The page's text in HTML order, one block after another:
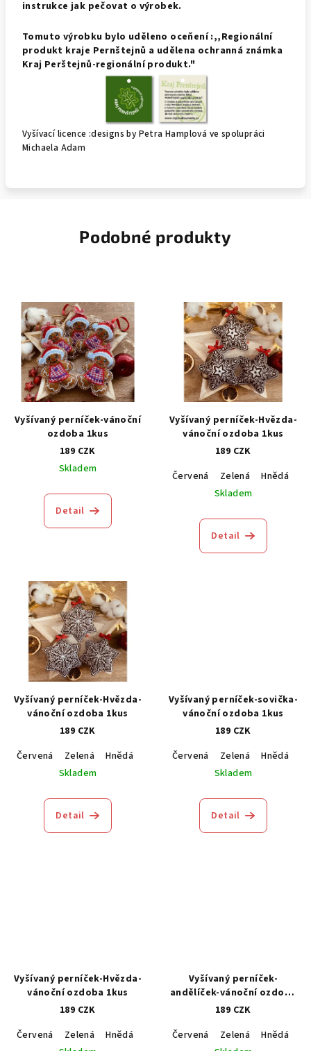
instrukce jak pečovat o výrobek.
Tomuto výrobku bylo uděleno oceňení :,,Regionální
produkt kraje Pernštejnů a udělena ochranná známka
Kraj Perštejnů-regionální produkt."
Vyšívací licence :designs by Petra Hamplová ve spolupráci
Michaela Adam
Podobné produkty
Vyšívaný perníček-vánoční
ozdoba 1kus
189 CZK
Skladem
Detail
Vyšívaný perníček-Hvězda-
vánoční ozdoba 1kus
189 CZK
Červená
Zelená Hnědá
Skladem
Detail
Vyšívaný perníček-Hvězda-
vánoční ozdoba 1kus
189 CZK
Červená
Zelená Hnědá
Modrá
Skladem
Detail
Vyšívaný perníček-sovička-
vánoční ozdoba 1kus
189 CZK
Červená
Zelená Hnědá
Skladem
Detail
Vyšívaný perníček-Hvězda-
vánoční ozdoba 1kus
189 CZK
Červená
Zelená Hnědá
Modrá
Vyšívaný perníček-
andělíček-vánoční ozdoba
1kus
189 CZK
Červená
Zelená Hnědá